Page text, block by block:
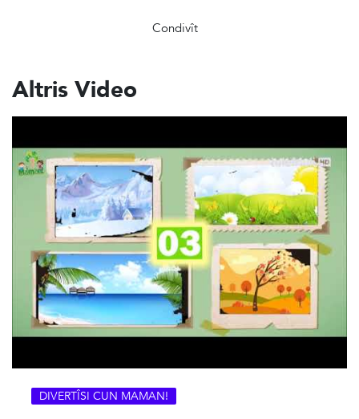
Condivît
Altris Video
DIVERTÎSI CUN MAMAN!